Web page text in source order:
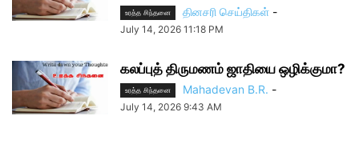
உரத்த சிந்தனை தினசரி செய்திகள் -
July 14, 2026 11:18 PM
கலப்புத் திருமணம் ஜாதியை ஒழிக்குமா?
உரத்த சிந்தனை Mahadevan B.R. -
July 14, 2026 9:43 AM